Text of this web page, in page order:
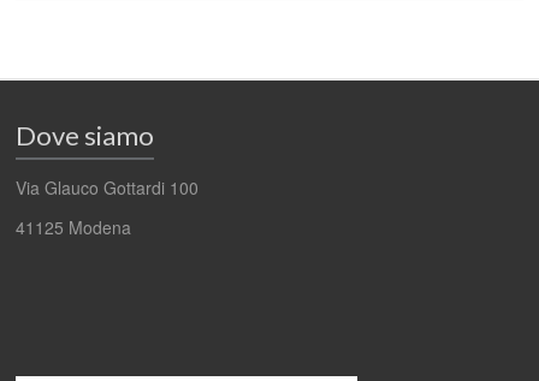
Dove siamo
Via Glauco Gottardi 100
41125 Modena